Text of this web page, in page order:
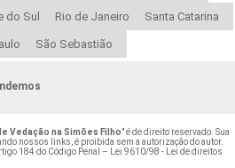
do Sul Rio de Janeiro Santa Catarina
São Sebastião
Vedação na Simões Filho" é de direito reservado. Sua
nossos links, é proibida sem a autorização do autor.
184 do Código Penal – Lei 9610/98 - Lei de direitos